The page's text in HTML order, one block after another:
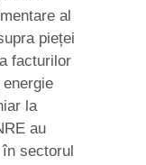
al
pieței
facturilor
la
au
sectorul